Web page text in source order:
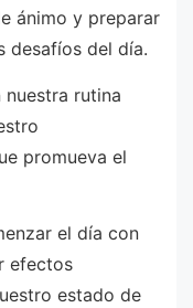
ánimo y preparar
desafíos del día.
rutina
promueva el
el día con
efectos
estado de